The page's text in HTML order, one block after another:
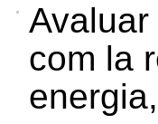
com la